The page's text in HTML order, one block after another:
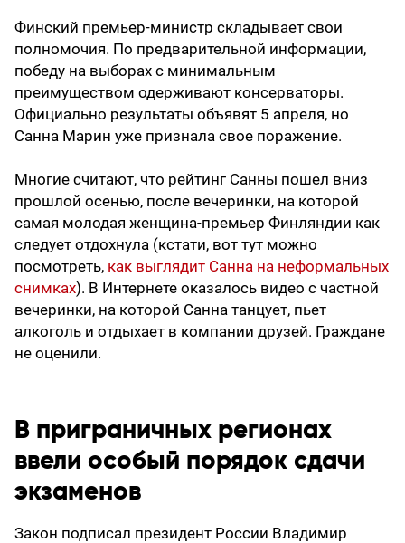
Финский премьер-министр складывает свои
полномочия. По предварительной информации,
победу на выборах с минимальным
преимуществом одерживают консерваторы.
Официально результаты объявят 5 апреля, но
Санна Марин уже признала свое поражение.
Многие считают, что рейтинг Санны пошел вниз
прошлой осенью, после вечеринки, на которой
самая молодая женщина-премьер Финляндии как
следует отдохнула (кстати, вот тут можно
посмотреть, как выглядит Санна на неформальных
снимках). В Интернете оказалось видео с частной
вечеринки, на которой Санна танцует, пьет
алкоголь и отдыхает в компании друзей. Граждане
не оценили.
В приграничных регионах
ввели особый порядок сдачи
экзаменов
Закон подписал президент России Владимир